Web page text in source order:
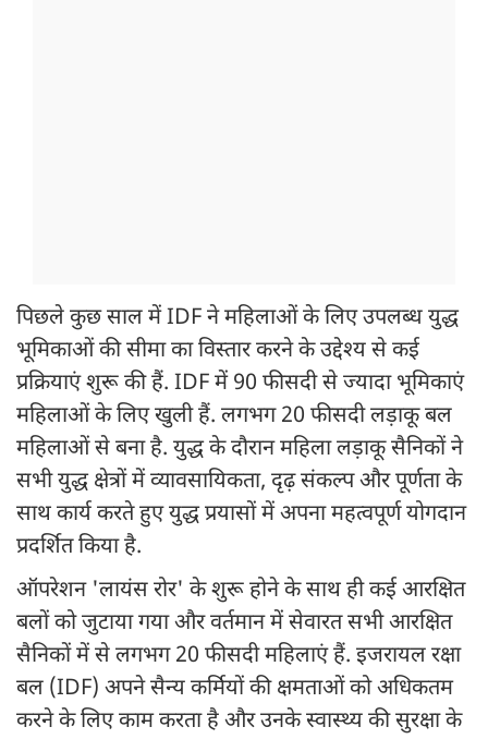
पिछले कुछ साल में IDF ने महिलाओं के लिए उपलब्ध युद्ध
भूमिकाओं की सीमा का विस्तार करने के उद्देश्य से कई
प्रक्रियाएं शुरू की हैं. IDF में 90 फीसदी से ज्यादा भूमिकाएं
महिलाओं के लिए खुली हैं. लगभग 20 फीसदी लड़ाकू बल
महिलाओं से बना है. युद्ध के दौरान महिला लड़ाकू सैनिकों ने
सभी युद्ध क्षेत्रों में व्यावसायिकता, दृढ़ संकल्प और पूर्णता के
साथ कार्य करते हुए युद्ध प्रयासों में अपना महत्वपूर्ण योगदान
प्रदर्शित किया है.
ऑपरेशन 'लायंस रोर' के शुरू होने के साथ ही कई आरक्षित
बलों को जुटाया गया और वर्तमान में सेवारत सभी आरक्षित
सैनिकों में से लगभग 20 फीसदी महिलाएं हैं. इजरायल रक्षा
बल (IDF) अपने सैन्य कर्मियों की क्षमताओं को अधिकतम
करने के लिए काम करता है और उनके स्वास्थ्य की सुरक्षा के